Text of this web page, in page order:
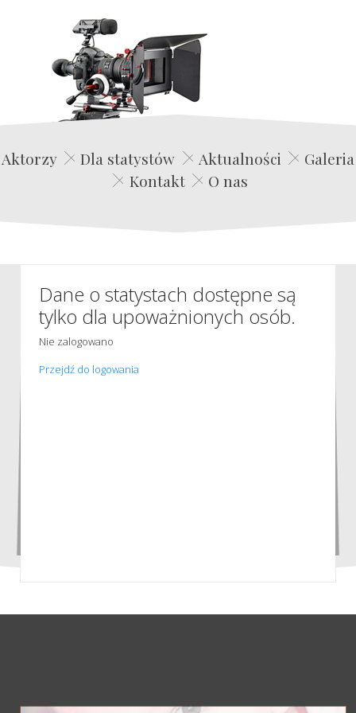
Edwin Film Agencja Aktorska
Aktorzy Dla statystów Aktualności
Galeria
Kontakt
O nas
Dane o statystach dostępne są
tylko dla upoważnionych osób.
Nie zalogowano
Przejdź do logowania